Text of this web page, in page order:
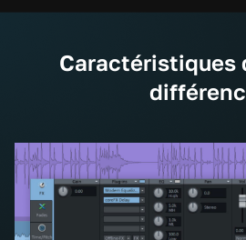
Caractéristiques